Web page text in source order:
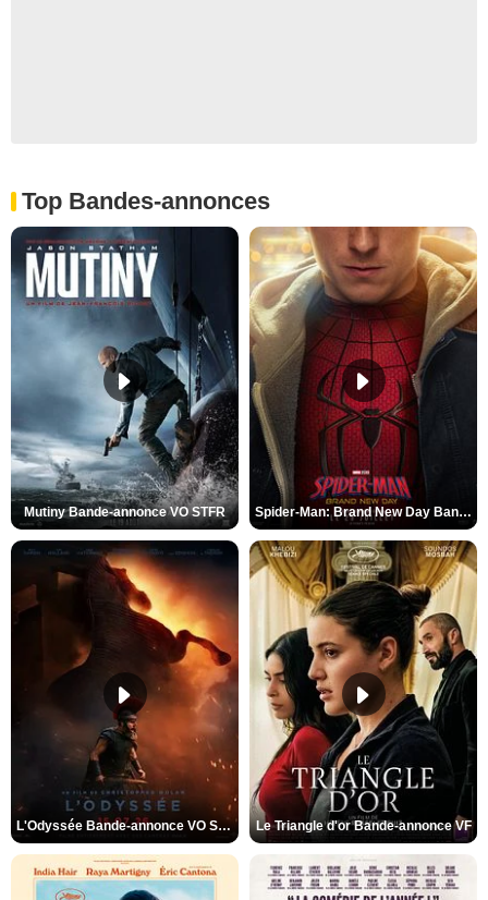
Top Bandes-annonces
Mutiny Bande-annonce VO STFR Spider-Man: Brand New Day Bande-annonce VO STFR
L'Odyssée Bande-annonce VO STFR Le Triangle d'or Bande-annonce VF